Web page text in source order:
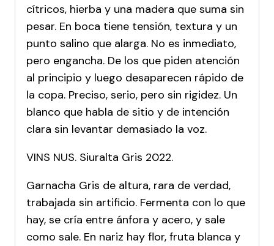
cítricos, hierba y una madera que suma sin
pesar. En boca tiene tensión, textura y un
punto salino que alarga. No es inmediato,
pero engancha. De los que piden atención
al principio y luego desaparecen rápido de
la copa. Preciso, serio, pero sin rigidez. Un
blanco que habla de sitio y de intención
clara sin levantar demasiado la voz.
VINS NUS. Siuralta Gris 2022.
Garnacha Gris de altura, rara de verdad,
trabajada sin artificio. Fermenta con lo que
hay, se cría entre ánfora y acero, y sale
como sale. En nariz hay flor, fruta blanca y